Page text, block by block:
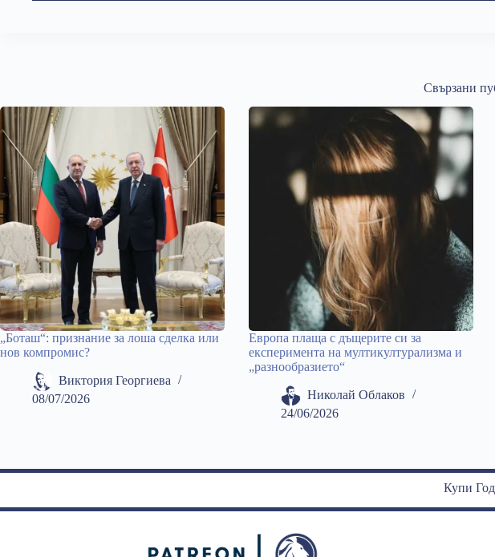
Свързани
„Боташ“: признание за лоша сделка или
нов компромис?
Виктория Георгиева
08/07/2026
Европа плаща с дъщерите си за
експеримента на мултикултурализма и
„разнообразието“
Николай Облаков
24/06/2026
Купи